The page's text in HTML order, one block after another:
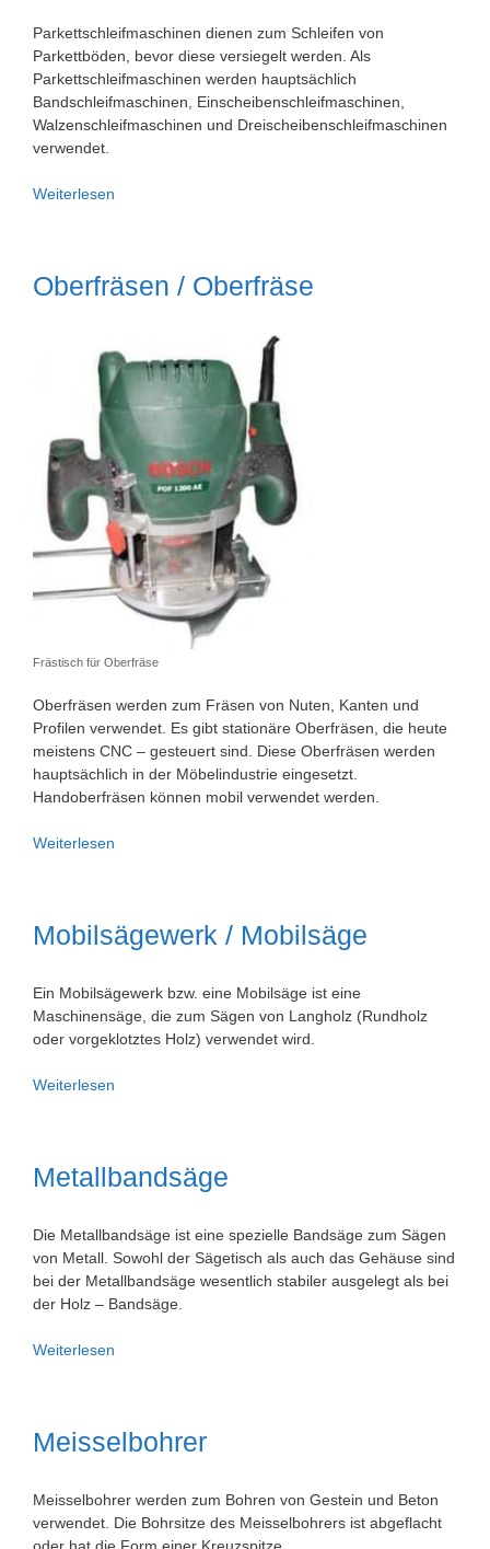
Parkettschleifmaschinen dienen zum Schleifen von
Parkettböden, bevor diese versiegelt werden. Als
Parkettschleifmaschinen werden hauptsächlich
Bandschleifmaschinen, Einscheibenschleifmaschinen,
Walzenschleifmaschinen und Dreischeibenschleifmaschinen
verwendet.
Weiterlesen
Oberfräsen / Oberfräse
Frästisch für Oberfräse
Oberfräsen werden zum Fräsen von Nuten, Kanten und
Profilen verwendet. Es gibt stationäre Oberfräsen, die heute
meistens CNC – gesteuert sind. Diese Oberfräsen werden
hauptsächlich in der Möbelindustrie eingesetzt.
Handoberfräsen können mobil verwendet werden.
Weiterlesen
Mobilsägewerk / Mobilsäge
Ein Mobilsägewerk bzw. eine Mobilsäge ist eine
Maschinensäge, die zum Sägen von Langholz (Rundholz
oder vorgeklotztes Holz) verwendet wird.
Weiterlesen
Metallbandsäge
Die Metallbandsäge ist eine spezielle Bandsäge zum Sägen
von Metall. Sowohl der Sägetisch als auch das Gehäuse sind
bei der Metallbandsäge wesentlich stabiler ausgelegt als bei
der Holz – Bandsäge.
Weiterlesen
Meisselbohrer
Meisselbohrer werden zum Bohren von Gestein und Beton
verwendet. Die Bohrsitze des Meisselbohrers ist abgeflacht
oder hat die Form einer Kreuzspitze.